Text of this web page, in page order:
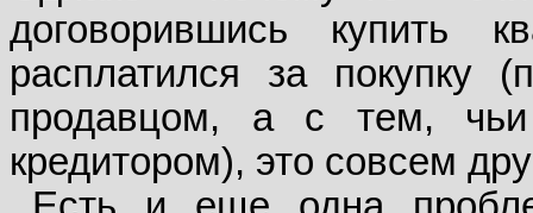
договорившись
расплатился за покупку
продавцом, а с тем,
кредитором), это совсем